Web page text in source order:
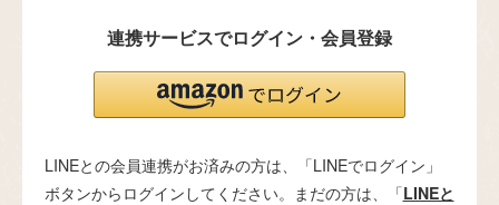
連携サービスでログイン・会員登録
LINEとの会員連携がお済みの方は、「LINEでログイン」
ボタンからログインしてください。まだの方は、「LINEと